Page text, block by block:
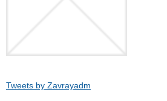
Tweets by Zavrayadm